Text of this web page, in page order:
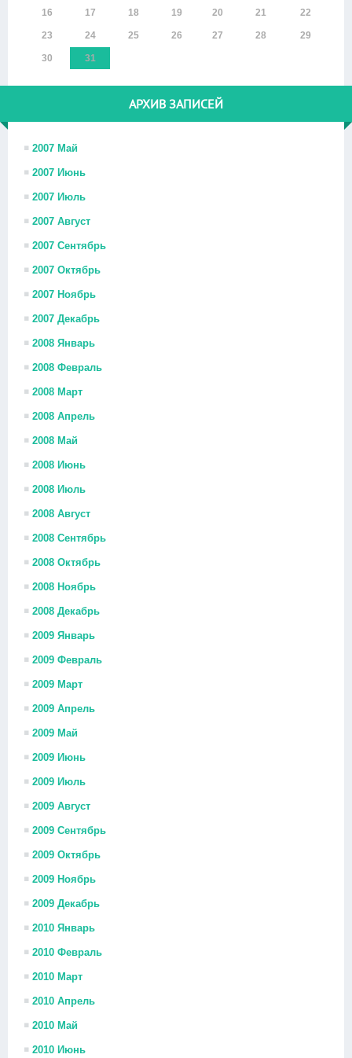
16 17 18 19 20 21 22
23 24 25 26 27 28 29
30 31
АРХИВ ЗАПИСЕЙ
2007 Май
2007 Июнь
2007 Июль
2007 Август
2007 Сентябрь
2007 Октябрь
2007 Ноябрь
2007 Декабрь
2008 Январь
2008 Февраль
2008 Март
2008 Апрель
2008 Май
2008 Июнь
2008 Июль
2008 Август
2008 Сентябрь
2008 Октябрь
2008 Ноябрь
2008 Декабрь
2009 Январь
2009 Февраль
2009 Март
2009 Апрель
2009 Май
2009 Июнь
2009 Июль
2009 Август
2009 Сентябрь
2009 Октябрь
2009 Ноябрь
2009 Декабрь
2010 Январь
2010 Февраль
2010 Март
2010 Апрель
2010 Май
2010 Июнь